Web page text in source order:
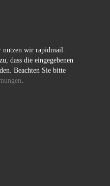
nutzen wir rapidmail.
dass die eingegebenen
Beachten Sie bitte